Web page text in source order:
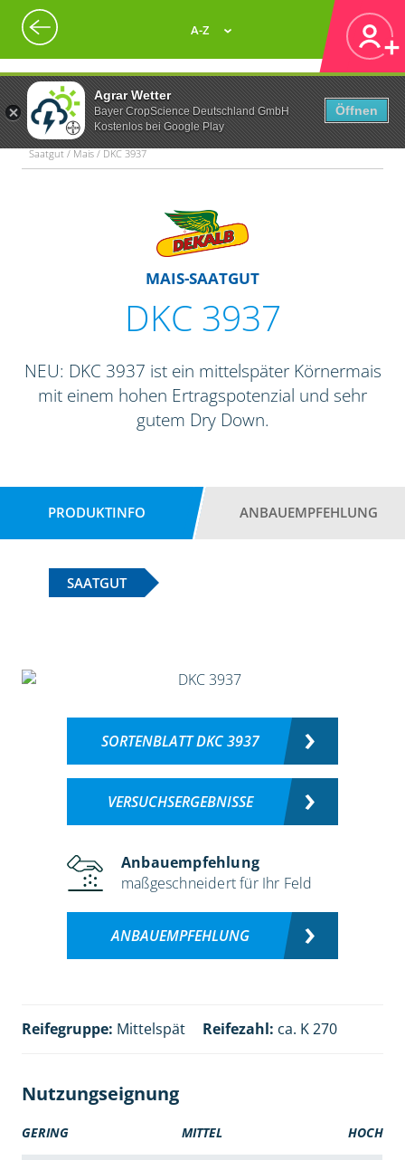
Agrar Wetter
Bayer CropScience Deutschland GmbH
Kostenlos bei Google Play
Öffnen
A-Z
Saatgut / Mais / DKC 3937
MAIS-SAATGUT
DKC 3937
NEU: DKC 3937 ist ein mittelspäter Körnermais
mit einem hohen Ertragspotenzial und sehr
gutem Dry Down.
PRODUKTINFO ANBAUEMPFEHLUNG
SAATGUT
SORTENBLATT DKC 3937
VERSUCHSERGEBNISSE
Anbauempfehlung
maßgeschneidert für Ihr Feld
ANBAUEMPFEHLUNG
Reifegruppe: Mittelspät Reifezahl: ca. K 270
Nutzungseignung
GERING MITTEL HOCH